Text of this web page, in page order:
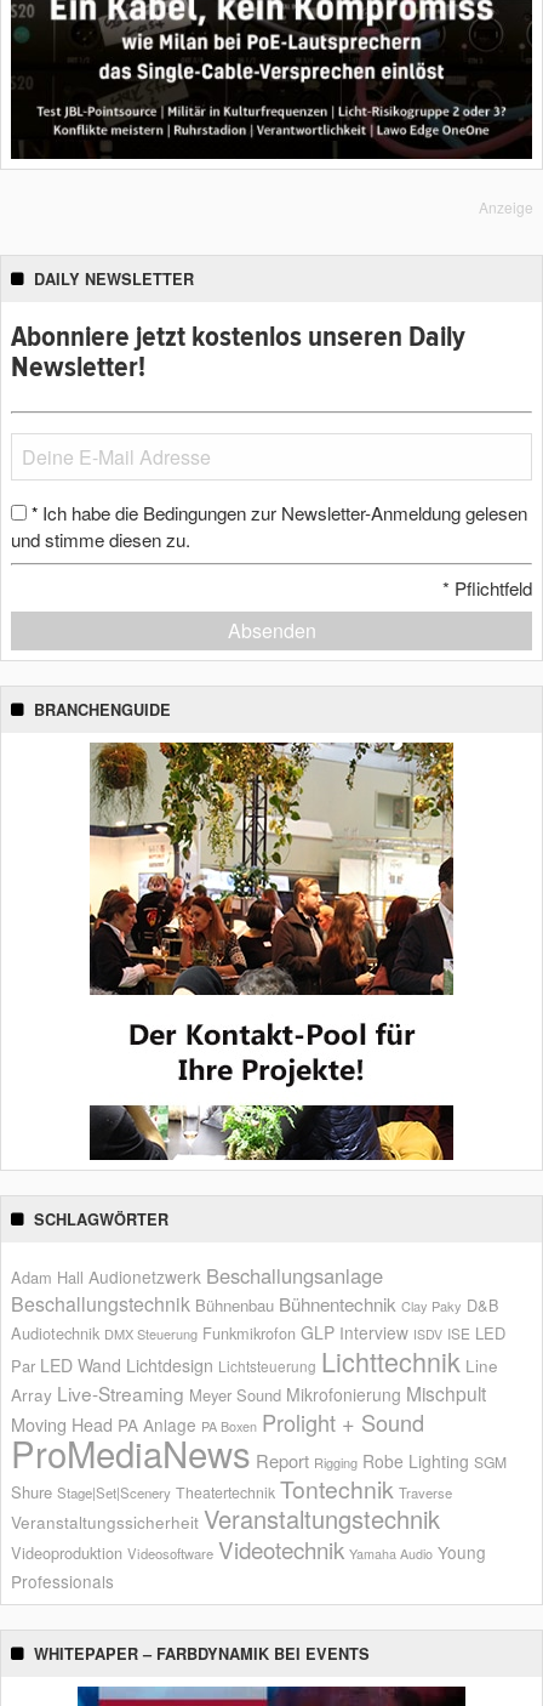
Anzeige
DAILY NEWSLETTER
Abonniere jetzt kostenlos unseren Daily
Newsletter!
* Ich habe die Bedingungen zur Newsletter-Anmeldung gelesen
und stimme diesen zu.
* Pflichtfeld
Absenden
BRANCHENGUIDE
SCHLAGWÖRTER
Adam Hall Audionetzwerk Beschallungsanlage
Beschallungstechnik Bühnenbau Bühnentechnik Clay Paky D&B
Audiotechnik DMX Steuerung Funkmikrofon GLP Interview ISDV ISE LED
Par LED Wand Lichtdesign Lichtsteuerung Lichttechnik Line
Array Live-Streaming Meyer Sound Mikrofonierung Mischpult
Moving Head PA Anlage PA Boxen Prolight + Sound
ProMediaNews Report Rigging Robe Lighting SGM
Shure Stage|Set|Scenery Theatertechnik Tontechnik Traverse
Veranstaltungssicherheit Veranstaltungstechnik
Videoproduktion Videosoftware Videotechnik Yamaha Audio Young
Professionals
WHITEPAPER – FARBDYNAMIK BEI EVENTS